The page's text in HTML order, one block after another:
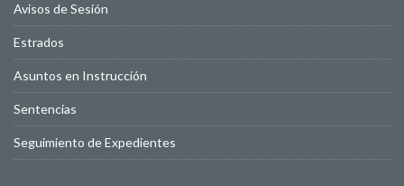
Avisos de Sesión
Estrados
Asuntos en Instrucción
Sentencias
Seguimiento de Expedientes